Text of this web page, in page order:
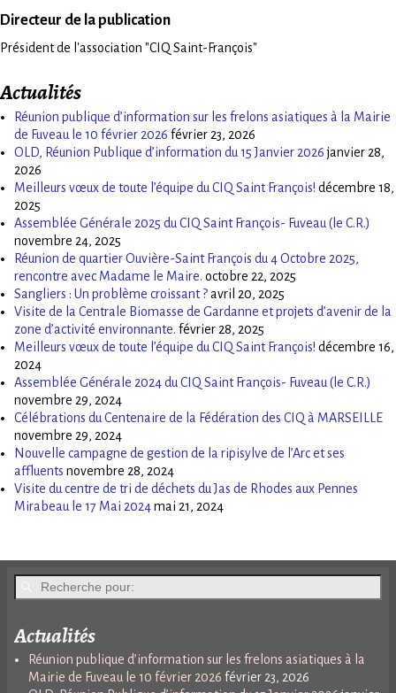
Directeur de la publication
Président de l'association "CIQ Saint-François"
Actualités
Réunion publique d’information sur les frelons asiatiques à la Mairie
de Fuveau le 10 février 2026 février 23, 2026
OLD, Réunion Publique d’information du 15 Janvier 2026 janvier 28,
2026
Meilleurs vœux de toute l’équipe du CIQ Saint François! décembre 18,
2025
Assemblée Générale 2025 du CIQ Saint François- Fuveau (le C.R.)
novembre 24, 2025
Réunion de quartier Ouvière-Saint François du 4 Octobre 2025,
rencontre avec Madame le Maire. octobre 22, 2025
Sangliers : Un problème croissant ?avril 20, 2025
Visite de la Centrale Biomasse de Gardanne et projets d’avenir de la
zone d’activité environnante. février 28, 2025
Meilleurs vœux de toute l’équipe du CIQ Saint François! décembre 16,
2024
Assemblée Générale 2024 du CIQ Saint François- Fuveau (le C.R.)
novembre 29, 2024
Célébrations du Centenaire de la Fédération des CIQ à MARSEILLE
novembre 29, 2024
Nouvelle campagne de gestion de la ripisylve de l’Arc et ses
affluents novembre 28, 2024
Visite du centre de tri de déchets du Jas de Rhodes aux Pennes
Mirabeau le 17 Mai 2024mai 21, 2024
Actualités
Réunion publique d’information sur les frelons asiatiques à la
Mairie de Fuveau le 10 février 2026 février 23, 2026